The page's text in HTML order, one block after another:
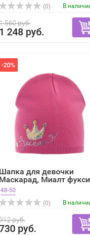
(0)
В
560 руб.
1 248 руб.
-20%
Шапка для девочки
Маскарад, Миалт
в...
48-50
(0)
В
руб.
руб.